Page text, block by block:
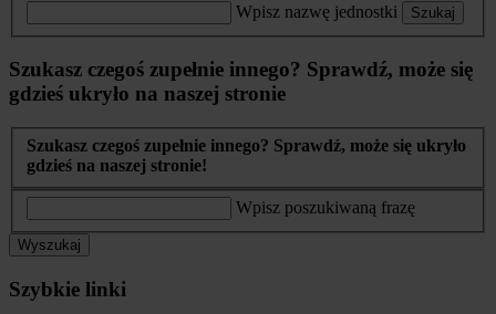
Wpisz nazwę jednostki Szukaj
Szukasz czegoś zupełnie innego? Sprawdź, może się
gdzieś ukryło na naszej stronie
Szukasz czegoś zupełnie innego? Sprawdź, może się ukryło
gdzieś na naszej stronie!
Wpisz poszukiwaną frazę
Wyszukaj
Szybkie linki